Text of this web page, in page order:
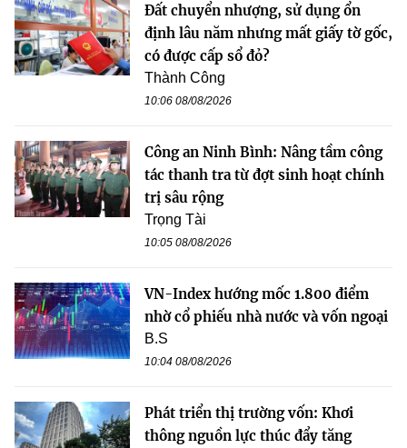
Đất chuyển nhượng, sử dụng ổn
định lâu năm nhưng mất giấy tờ gốc,
có được cấp sổ đỏ?
Thành Công
10:06 08/08/2026
Công an Ninh Bình: Nâng tầm công
tác thanh tra từ đợt sinh hoạt chính
trị sâu rộng
Trọng Tài
10:05 08/08/2026
VN-Index hướng mốc 1.800 điểm
nhờ cổ phiếu nhà nước và vốn ngoại
B.S
10:04 08/08/2026
Phát triển thị trường vốn: Khơi
thông nguồn lực thúc đẩy tăng